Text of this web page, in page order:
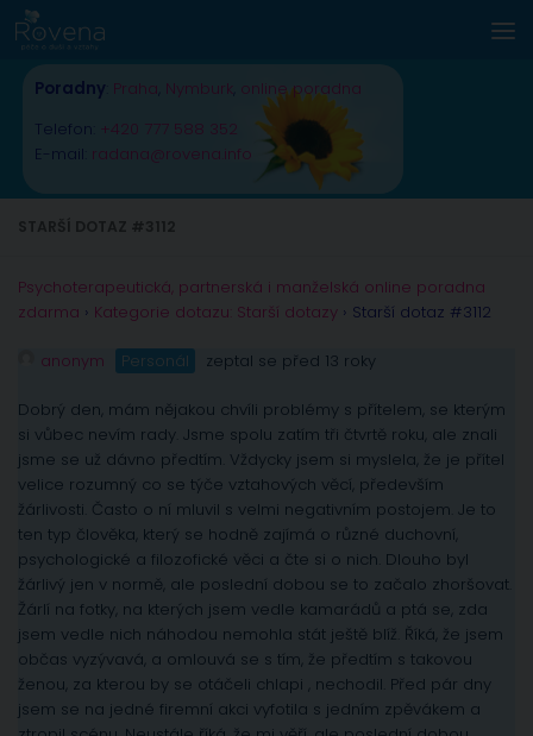
Skip to content
Poradny Praha Nymburk online poradna
Telefon: +420 777 588 352
E-mail: radana@rovena.info
Psychoterapeutická, partnerská i manželská online poradna
zdarma › Kategorie dotazu: Starší dotazy › Starší dotaz #3112
anonym Personál zeptal se před 13 roky
Dobrý den, mám nějakou chvíli problémy s přítelem, se kterým
si vůbec nevím rady. Jsme spolu zatím tři čtvrtě roku, ale znali
jsme se už dávno předtím. Vždycky jsem si myslela, že je přítel
velice rozumný co se týče vztahových věcí, především
žárlivosti. Často o ní mluvil s velmi negativním postojem. Je to
ten typ člověka, který se hodně zajímá o různé duchovní,
psychologické a filozofické věci a čte si o nich. Dlouho byl
žárlivý jen v normě, ale poslední dobou se to začalo zhoršovat.
Žárlí na fotky, na kterých jsem vedle kamarádů a ptá se, zda
jsem vedle nich náhodou nemohla stát ještě blíž. Říká, že jsem
občas vyzývavá, a omlouvá se s tím, že předtím s takovou
ženou, za kterou by se otáčeli chlapi , nechodil. Před pár dny
jsem se na jedné firemní akci vyfotila s jedním zpěvákem a